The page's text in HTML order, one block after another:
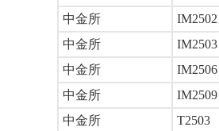
中金所
IM2502
中金所
IM2503
中金所
IM2506
中金所
IM2509
中金所
T2503